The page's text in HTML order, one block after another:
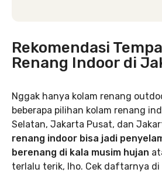
Rekomendasi
Renang Indoor di
Nggak hanya kolam renang
beberapa pilihan kolam renang
Selatan, Jakarta Pusat, dan
renang indoor bisa jadi
berenang di kala musim hujan
terlalu terik, lho. Cek daftarnya di